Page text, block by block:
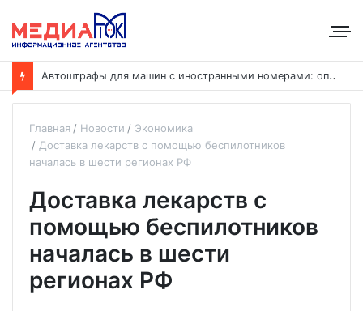
А
втоштрафы для машин с иностранными номерами: оплату хотят ускорить до 24 часов
Главная Новости
Экономика
Доставка лекарств с помощью беспилотников
началась в шести регионах РФ
Доставка лекарств с
помощью беспилотников
началась в шести
регионах РФ